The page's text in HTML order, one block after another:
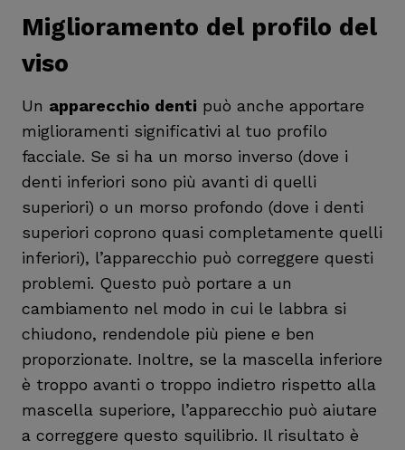
Miglioramento del profilo del
viso
Un apparecchio denti può anche apportare
miglioramenti significativi al tuo profilo
facciale. Se si ha un morso inverso (dove i
denti inferiori sono più avanti di quelli
superiori) o un morso profondo (dove i denti
superiori coprono quasi completamente quelli
inferiori), l’apparecchio può correggere questi
problemi. Questo può portare a un
cambiamento nel modo in cui le labbra si
chiudono, rendendole più piene e ben
proporzionate. Inoltre, se la mascella inferiore
è troppo avanti o troppo indietro rispetto alla
mascella superiore, l’apparecchio può aiutare
a correggere questo squilibrio. Il risultato è